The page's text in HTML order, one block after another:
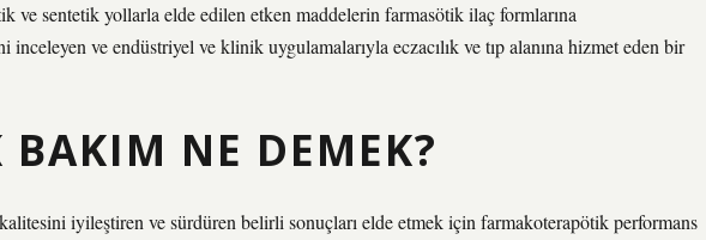
ve sentetik yollarla elde edilen etken maddelerin farmasötik ilaç formlarına
ve endüstriyel ve klinik uygulamalarıyla eczacılık ve tıp alanına hizmet eden bir
BAKIM NE DEMEK?
iyileştiren ve sürdüren belirli sonuçları elde etmek için farmakoterapötik performans